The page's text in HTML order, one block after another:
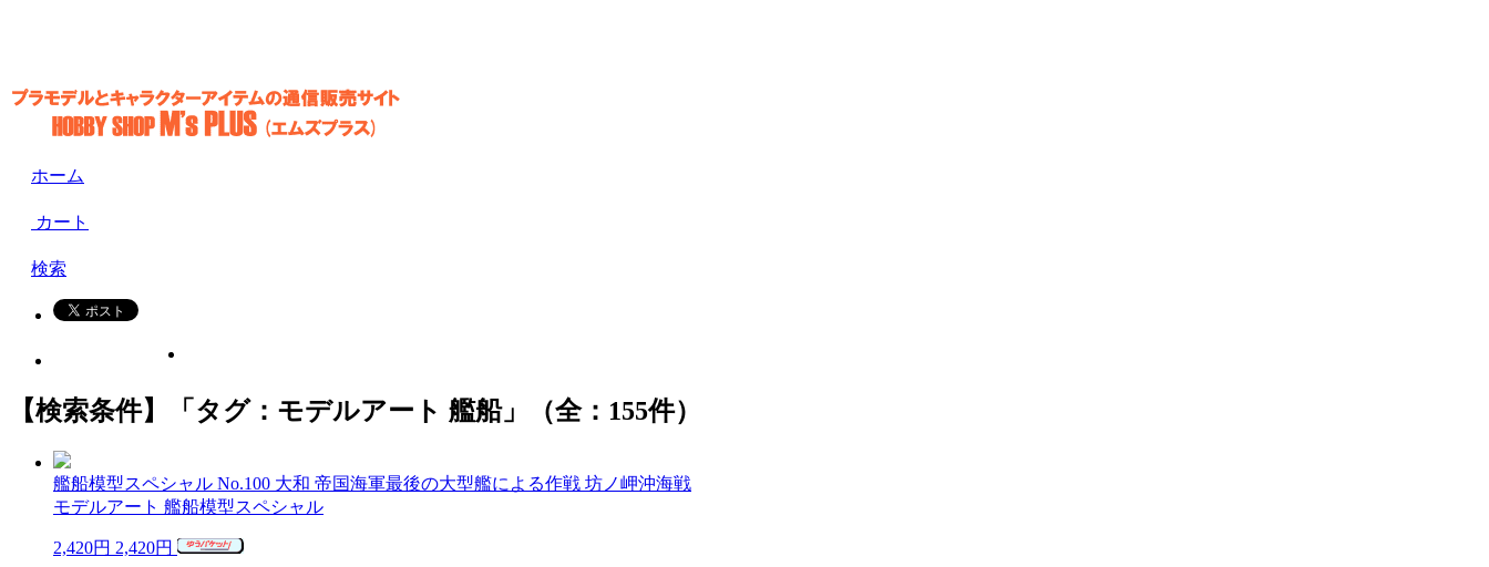
ホーム
カート
検索
【検索条件】「タグ：モデルアート 艦船」（全：155件）
艦船模型スペシャル No.100 大和 帝国海軍最後の大型艦による作戦 坊ノ岬沖海戦
モデルアート 艦船模型スペシャル
2,420円 2,420円